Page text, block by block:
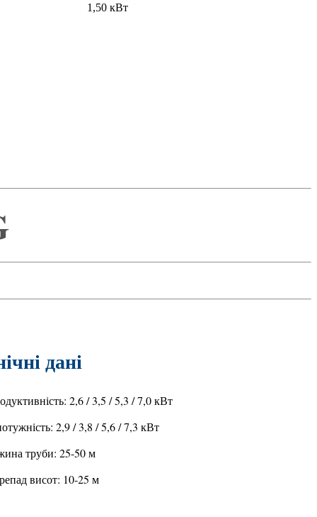
1,50 кВт
дані
2,6 / 3,5 / 5,3 / 7,0 кВт
2,9 / 3,8 / 5,6 / 7,3 кВт
труби: 25-50 м
висот: 10-25 м